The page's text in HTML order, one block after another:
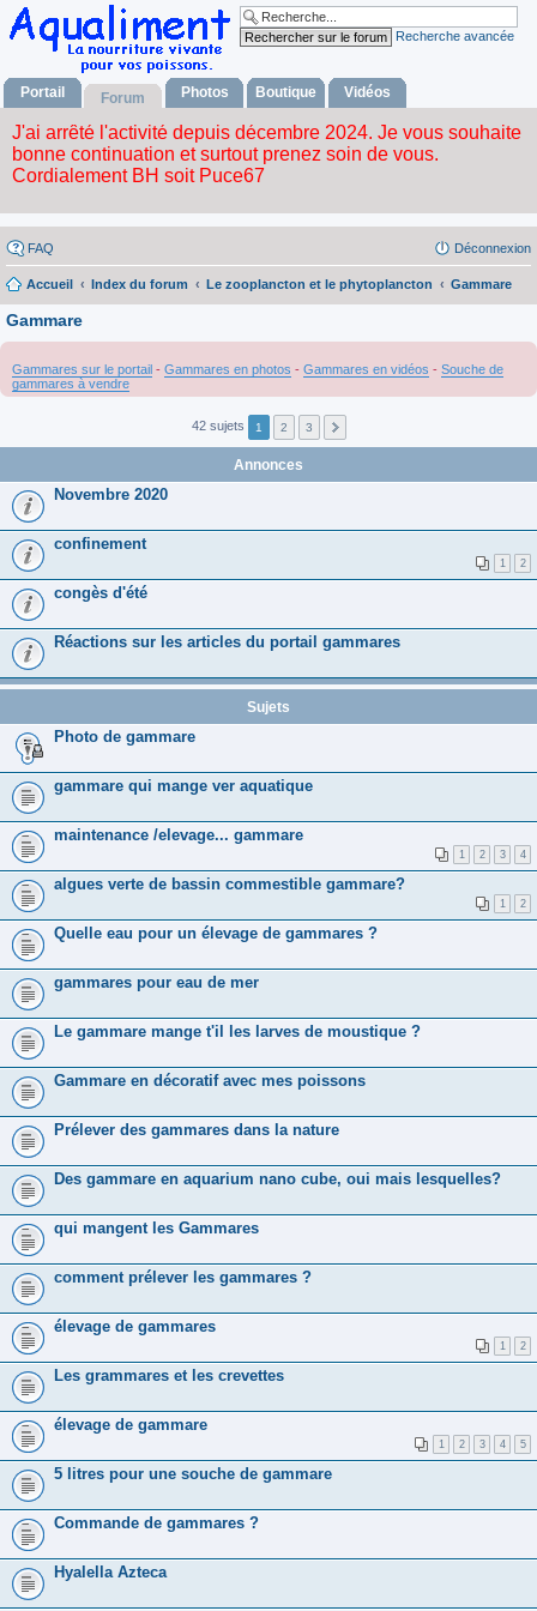
Recherche avancée
Portail Forum Photos Boutique Vidéos
FAQ Déconnexion
Accueil Index du forum Le zooplancton et le phytoplancton Gammare
Gammare
Gammares sur le portail - Gammares en photos - Gammares en vidéos - Souche de
gammares à vendre
42 sujets 1 2 3
Annonces
Novembre 2020
confinement
1 2
congès d'été
Réactions sur les articles du portail gammares
Sujets
Photo de gammare
gammare qui mange ver aquatique
maintenance /elevage... gammare
1 2 3 4
algues verte de bassin commestible gammare?
1 2
Quelle eau pour un élevage de gammares ?
gammares pour eau de mer
Le gammare mange t'il les larves de moustique ?
Gammare en décoratif avec mes poissons
Prélever des gammares dans la nature
Des gammare en aquarium nano cube, oui mais lesquelles?
qui mangent les Gammares
comment prélever les gammares ?
élevage de gammares
1 2
Les grammares et les crevettes
élevage de gammare
1 2 3 4 5
5 litres pour une souche de gammare
Commande de gammares ?
Hyalella Azteca